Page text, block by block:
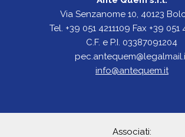
Via Senzanome 10, 40123
Tel. +39 051 4211109 Fax +39 051
C.F. e P.I. 03387091204
info@antequem.it
Associati: